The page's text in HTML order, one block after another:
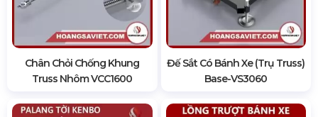
Chân Chỏi Chống Khung
Truss Nhôm VCC1600
Đế Sắt Có Bánh Xe (Trụ Truss)
Base-VS3060